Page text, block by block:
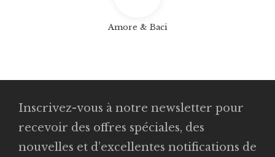
Amore & Baci
Inscrivez-vous à notre newsletter pour
recevoir des offres spéciales, des
nouvelles et d’excellentes notifications de